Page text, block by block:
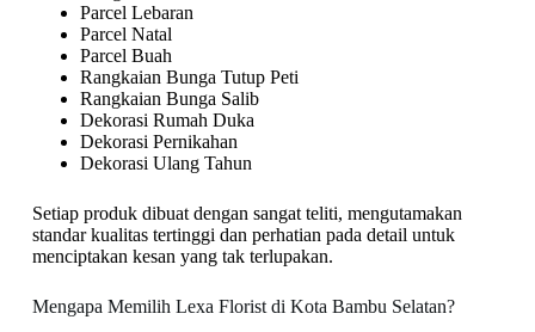
Parcel Lebaran
Parcel Natal
Parcel Buah
Rangkaian Bunga Tutup Peti
Rangkaian Bunga Salib
Dekorasi Rumah Duka
Dekorasi Pernikahan
Dekorasi Ulang Tahun
Setiap produk dibuat dengan sangat teliti, mengutamakan
standar kualitas tertinggi dan perhatian pada detail untuk
menciptakan kesan yang tak terlupakan.
Mengapa Memilih Lexa Florist di Kota Bambu Selatan?